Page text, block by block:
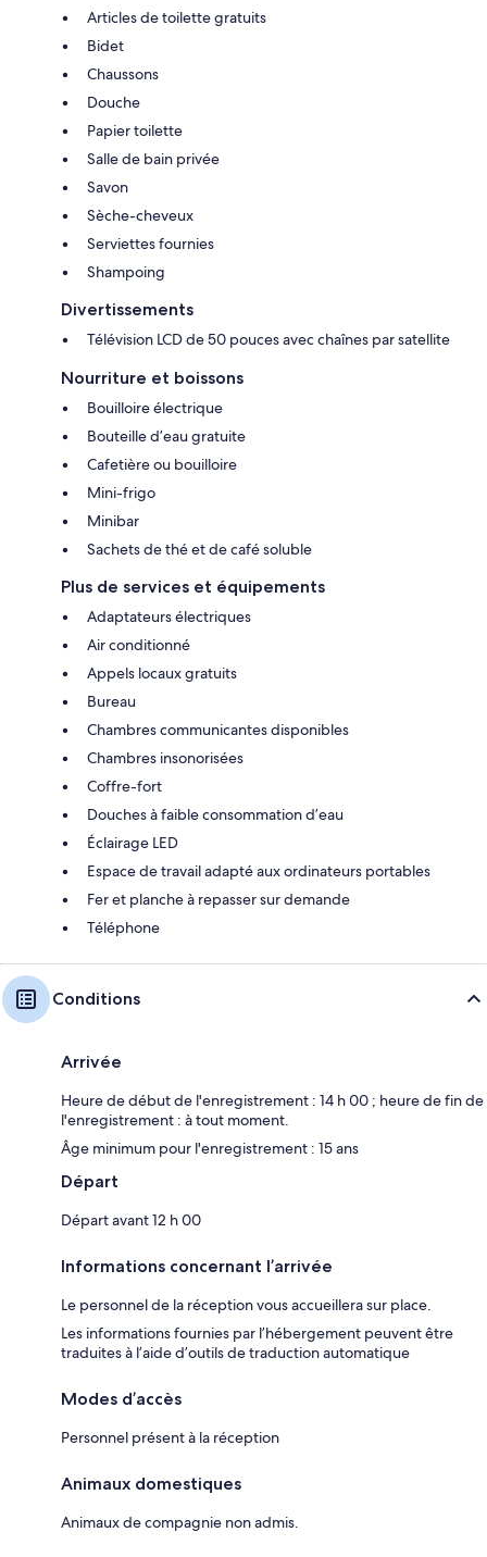
Articles de toilette gratuits
Bidet
Chaussons
Douche
Papier toilette
Salle de bain privée
Savon
Sèche-cheveux
Serviettes fournies
Shampoing
Divertissements
Télévision LCD de 50 pouces avec chaînes par satellite
Nourriture et boissons
Bouilloire électrique
Bouteille d’eau gratuite
Cafetière ou bouilloire
Mini-frigo
Minibar
Sachets de thé et de café soluble
Plus de services et équipements
Adaptateurs électriques
Air conditionné
Appels locaux gratuits
Bureau
Chambres communicantes disponibles
Chambres insonorisées
Coffre-fort
Douches à faible consommation d’eau
Éclairage LED
Espace de travail adapté aux ordinateurs portables
Fer et planche à repasser sur demande
Téléphone
Conditions
Arrivée
Heure de début de l'enregistrement : 14 h 00 ; heure de fin de
l'enregistrement : à tout moment.
Âge minimum pour l'enregistrement : 15 ans
Départ
Départ avant 12 h 00
Informations concernant l’arrivée
Le personnel de la réception vous accueillera sur place.
Les informations fournies par l’hébergement peuvent être
traduites à l’aide d’outils de traduction automatique
Modes d’accès
Personnel présent à la réception
Animaux domestiques
Animaux de compagnie non admis.